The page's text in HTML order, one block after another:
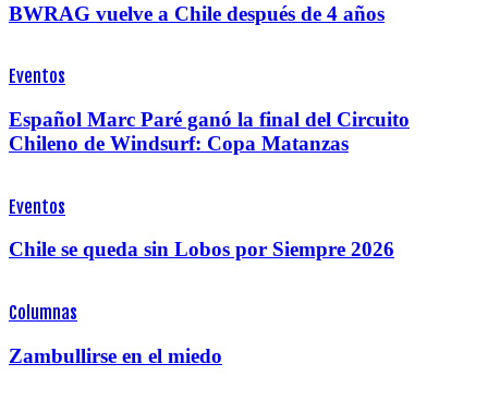
BWRAG vuelve a Chile después de 4 años
Eventos
Español Marc Paré ganó la final del Circuito
Chileno de Windsurf: Copa Matanzas
Eventos
Chile se queda sin Lobos por Siempre 2026
Columnas
Zambullirse en el miedo